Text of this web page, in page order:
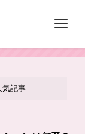
気記事